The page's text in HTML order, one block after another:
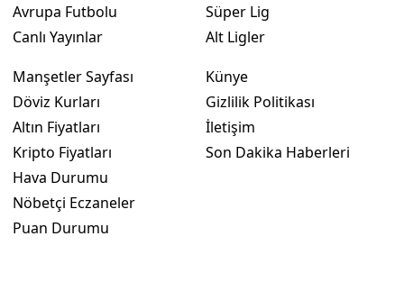
Avrupa Futbolu
Canlı Yayınlar
Süper Lig
Alt Ligler
Manşetler Sayfası
Döviz Kurları
Altın Fiyatları
Kripto Fiyatları
Hava Durumu
Nöbetçi Eczaneler
Puan Durumu
Künye
Gizlilik Politikası
İletişim
Son Dakika Haberleri